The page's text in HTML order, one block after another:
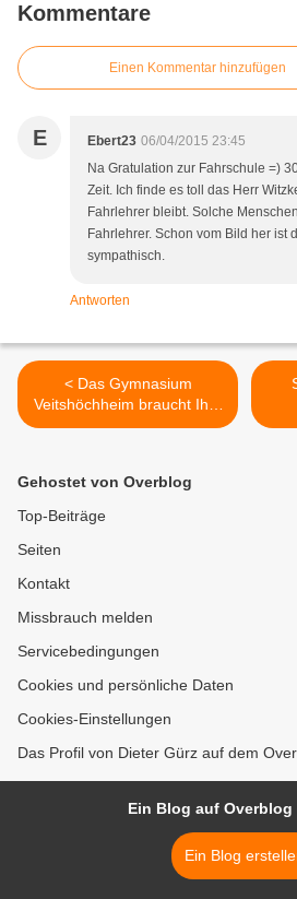
Kommentare
Einen Kommentar hinzufügen
E Ebert23 06/04/2015 23:45
Na Gratulation zur Fahrschule =)
Zeit. Ich finde es toll das Herr
Fahrlehrer bleibt. Solche
Fahrlehrer. Schon vom Bild her ist
sympathisch.
Antworten
< Das Gymnasium
Veitshöchheim braucht Ihre
Stimme für
Gehostet von Overblog
Top-Beiträge
Seiten
Kontakt
Missbrauch melden
Servicebedingungen
Cookies und persönliche Daten
Cookies-Einstellungen
Das Profil von Dieter Gürz auf dem
Ein Blog auf Overblog
Ein Blog